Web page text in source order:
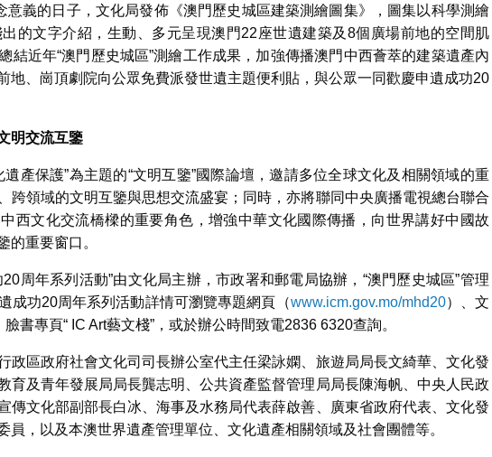
意義的日子，文化局發佈《澳門歷史城區建築測繪圖集》，圖集以科學測繪
的文字介紹，生動、多元呈現澳門22座世遺建築及8個廣場前地的空間肌
結近年“澳門歷史城區”測繪工作成果，加強傳播澳門中西薈萃的建築遺產內
地、崗頂劇院向公眾免費派發世遺主題便利貼，與公眾一同歡慶申遺成功20
明交流互鑒
產保護”為主題的“文明互鑒”國際論壇，邀請多位全球文化及相關領域的重
跨領域的文明互鑒與思想交流盛宴；同時，亦將聯同中央廣播電視總台聯合
西文化交流橋樑的重要角色，增強中華文化國際傳播，向世界講好中國故
的重要窗口。
周年系列活動”由文化局主辦，市政署和郵電局協辦，“澳門歷史城區”管理
成功20周年系列活動詳情可瀏覽專題網頁（www.icm.gov.mo/mhd20）、文
書專頁“ IC Art藝文棧”，或於辦公時間致電2836 6320查詢。
政區政府社會文化司司長辦公室代主任梁詠嫻、旅遊局局長文綺華、文化發
育及青年發展局局長龔志明、公共資產監督管理局局長陳海帆、中央人民政
傳文化部副部長白冰、海事及水務局代表薛啟善、廣東省政府代表、文化發
員，以及本澳世界遺產管理單位、文化遺產相關領域及社會團體等。